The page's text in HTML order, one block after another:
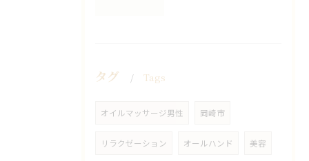
タグ Tags
オイルマッサージ男性 岡崎市
リラクゼーション オールハンド 美容